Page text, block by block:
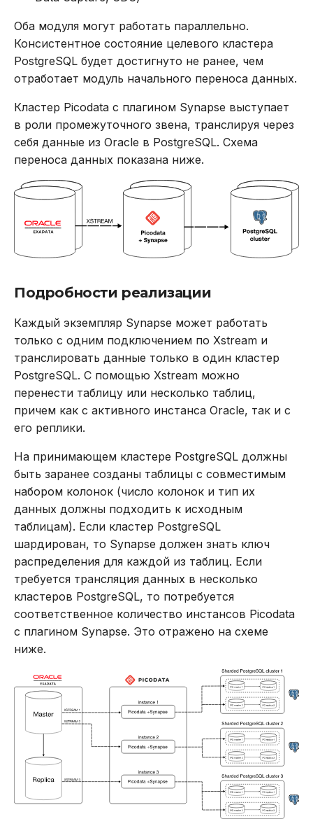
Безопасность кластера
Использование журнала
Рекомендации по
сайзингу
Настройка Systemd
Устранение неполадок
DROP PLUGIN
DROP PROCEDURE
DROP ROLE
DROP TABLE
DROP USER
EXPLAIN
GRANT
INSERT
REVOKE
SELECT
TRUNCATE TABLE
VALUES
Оба модуля могут работать параллельно.
Консистентное состояние целевого кластера
PostgreSQL будет достигнуто не ранее, чем
отработает модуль начального переноса данных.
Кластер Picodata с плагином Synapse выступает
в роли промежуточного звена, транслируя через
себя данные из Oracle в PostgreSQL. Схема
переноса данных показана ниже.
Подробности реализации
Каждый экземпляр Synapse может работать
только с одним подключением по Xstream и
транслировать данные только в один кластер
PostgreSQL. С помощью Xstream можно
перенести таблицу или несколько таблиц,
причем как с активного инстанса Oracle, так и с
его реплики.
На принимающем кластере PostgreSQL должны
быть заранее созданы таблицы с совместимым
набором колонок (число колонок и тип их
данных должны подходить к исходным
таблицам). Если кластер PostgreSQL
шардирован, то Synapse должен знать ключ
распределения для каждой из таблиц. Если
требуется трансляция данных в несколько
кластеров PostgreSQL, то потребуется
соответственное количество инстансов Picodata
с плагином Synapse. Это отражено на схеме
ниже.